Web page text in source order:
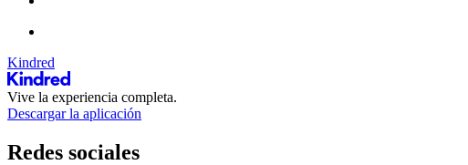
Kindred
Vive la experiencia completa.
Descargar la aplicación
Redes sociales